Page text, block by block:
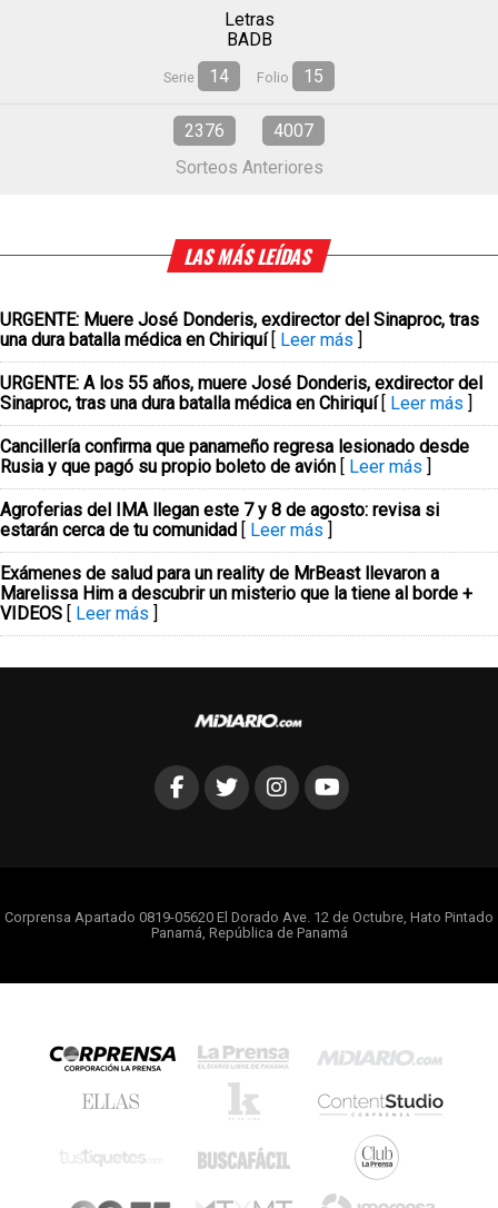
Letras
BADB
Serie 14 Folio 15
2376
4007
Sorteos Anteriores
LAS MÁS LEÍDAS
URGENTE: Muere José Donderis, exdirector del Sinaproc, tras
una dura batalla médica en Chiriquí [ Leer más ]
URGENTE: A los 55 años, muere José Donderis, exdirector del
Sinaproc, tras una dura batalla médica en Chiriquí [ Leer más ]
Cancillería confirma que panameño regresa lesionado desde
Rusia y que pagó su propio boleto de avión [ Leer más ]
Agroferias del IMA llegan este 7 y 8 de agosto: revisa si
estarán cerca de tu comunidad [ Leer más ]
Exámenes de salud para un reality de MrBeast llevaron a
Marelissa Him a descubrir un misterio que la tiene al borde +
VIDEOS [ Leer más ]
Corprensa Apartado 0819-05620 El Dorado Ave. 12 de Octubre, Hato Pintado
Panamá, República de Panamá